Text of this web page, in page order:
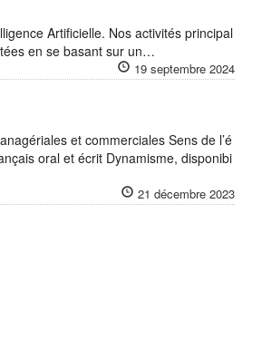
Artificielle. Nos activités principal
en se basant sur un…
19 septembre 2024
et commerciales Sens de l’é
oral et écrit Dynamisme, disponibi
21 décembre 2023